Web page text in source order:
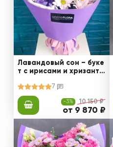
Лавандовый сон – буке
т с ирисами и хризанте
7
-3% 10 150 ₽
от 9 870 ₽